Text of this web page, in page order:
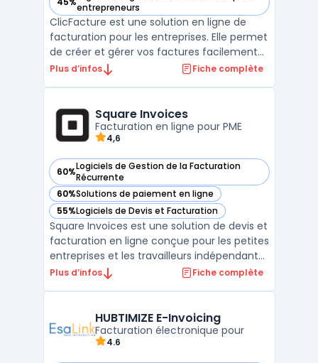
entrepreneurs
— voir ClicFacture dans cette catégorie
ClicFacture est une solution en ligne de
facturation pour les entreprises. Elle permet
de créer et gérer vos factures facilement
et rapidement. ClicFacture offre des
clients. Avec ClicFacture, vous pouvez
suivre l'évolu ...
Plus d’infos Fiche complète
Square Invoices
Facturation en ligne pour PME
4,6
60%Logiciels de Gestion de la Facturation
Récurrente
— voir Square Invoices dans cette catégorie
60%Solutions de paiement en ligne
— voir Square Invoices dans cette catégorie
55%Logiciels de Devis et Facturation
— voir Square Invoices dans cette catégorie
Square Invoices est une solution de devis et
facturation en ligne conçue pour les petites
entreprises et les travailleurs indépendants.
Avec Square Invoices, vous pouvez créer,
également des fonctionnalités de
paiement ...
Plus d’infos Fiche complète
HUBTIMIZE E-Invoicing
Facturation électronique pour
4.6